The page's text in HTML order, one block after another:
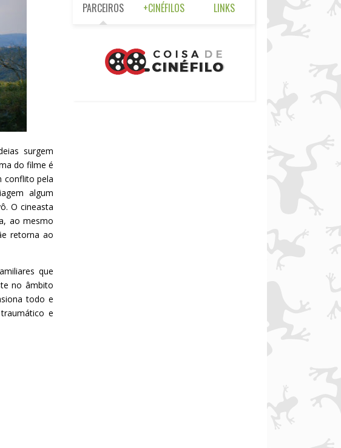
surgem
do filme é
conflito pela
algum
O cineasta
ao mesmo
retorna ao
que
no âmbito
todo e
e
PARCEIROS +CINÉFILOS LINKS